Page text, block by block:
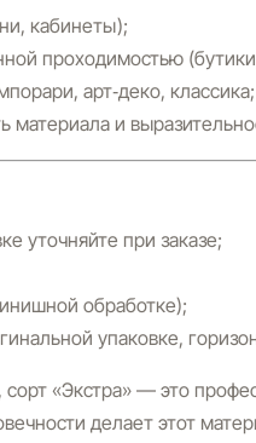
кабинеты);
проходимостью
арт‑деко, классика;
материала и
уточняйте при заказе;
обработке);
упаковке,
«Экстра» — это
делает этот